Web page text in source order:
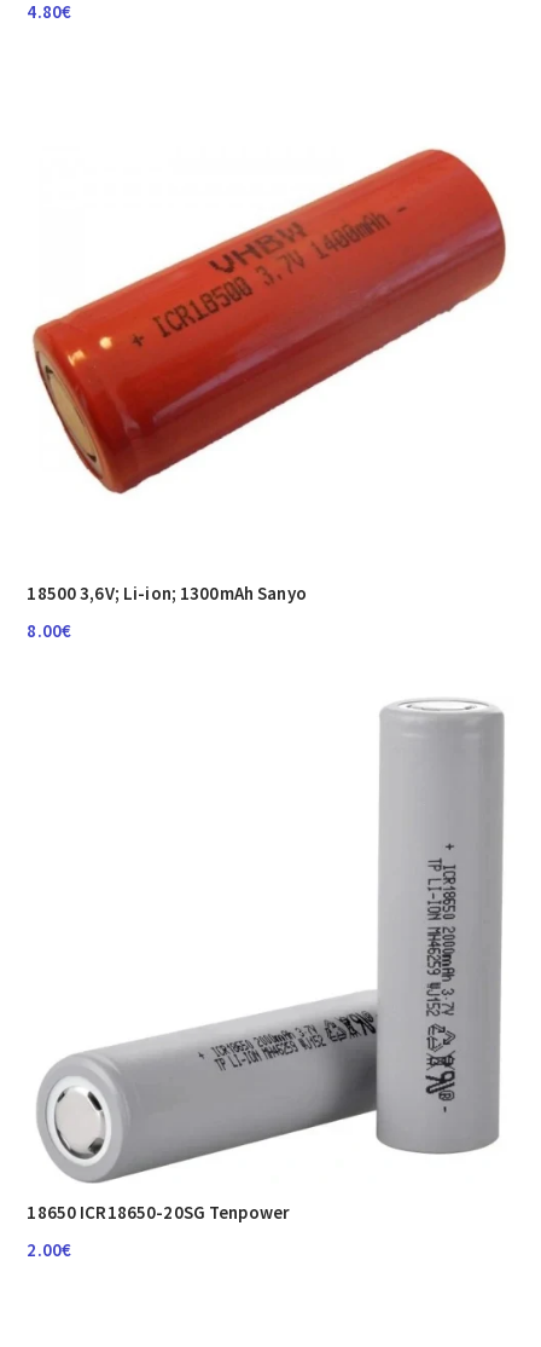
4.80€
18500 3,6V; Li-ion; 1300mAh Sanyo
8.00€
18650 ICR18650-20SG Tenpower
2.00€